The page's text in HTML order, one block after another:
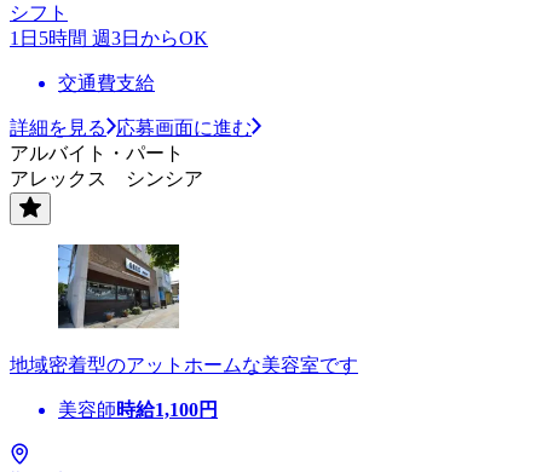
シフト
1日5時間 週3日からOK
交通費支給
詳細を見る
応募画面に進む
アルバイト・パート
アレックス シンシア
地域密着型のアットホームな美容室です
美容師時給1,100円